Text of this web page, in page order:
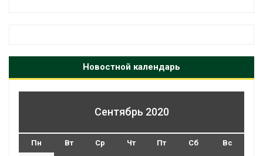
Новостной календарь
Сентябрь 2020
Пн Вт Ср Чт Пт Сб Вс